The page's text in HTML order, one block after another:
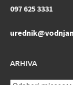
097 625 3331
ARHIVA